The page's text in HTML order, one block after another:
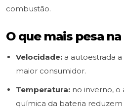
combustão.
O que mais pesa
Velocidade: a autoestrada
maior consumidor.
Temperatura: no inverno,
química da bateria